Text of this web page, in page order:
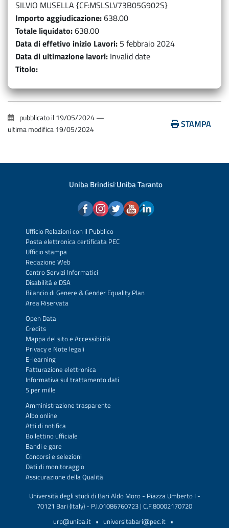
SILVIO MUSELLA {CF:MSLSLV73B05G902S}
Importo aggiudicazione 638.00
Totale liquidato 638.00
Data di effetivo inizio Lavori 5 febbraio 2024
Data di ultimazione lavori Invalid date
Titolo
pubblicato il19/05/2024—
ultima modifica19/05/2024 STAMPA
Uniba Brindisi·Uniba Taranto
Ufficio Relazioni con il Pubblico
Posta elettronica certificata PEC
Ufficio stampa
Redazione Web
Centro Servizi Informatici
Disabilità e DSA
Bilancio di Genere & Gender Equality Plan
Area Riservata
Open Data
Credits
Mappa del sitoe Accessibilità
Privacye Note legali
E-learning
Fatturazione elettronica
Informativa sul trattamento dati
5 per mille
Amministrazione trasparente
Albo online
Atti di notifica
Bollettino ufficiale
Bandi e gare
Concorsi e selezioni
Dati di monitoraggio
Assicurazione della Qualità
Università degli studi di Bari Aldo Moro - Piazza Umberto I -
70121 Bari (Italy) - P.I.01086760723 | C.F.80002170720
urp@uniba.it• universitabari@pec.it•